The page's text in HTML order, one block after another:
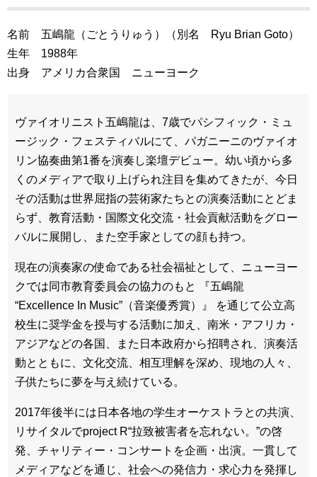
名前 五嶋龍（ごとうりゅう）（別名 Ryu Brian Goto）
生年 1988年
出身 アメリカ合衆国 ニューヨーク
ヴァイオリニスト五嶋龍は、7歳でパシフィック・ミュ
ージック・フェスティバルにて、パガニーニのヴァイオ
リン協奏曲第1番を演奏し楽壇デビュー。幼い頃から多
くのメディアで取り上げられ注目を集めてきたが、今日
その活動は世界屈指の芸術家たちとの演奏活動にとどま
らず、教育活動・国際文化交流・社会貢献活動をグロー
バルに展開し、また空手家としての顔も持つ。
現在の演奏家の使命である社会福祉として、ニューヨー
クでは同市教育委員会の協力のもと 『五嶋龍
“Excellence In Music”（音楽優秀賞）』 を通じて公立高
校生に奨学金を授与する活動に加え、南米・アフリカ・
アジアなどの各国、また日本政府から招聘され、演奏活
動とともに、文化交流、相互理解を深め、現地の人々、
子供たちに夢を与え続けている。
2017年後半には日本各地の学生オーケストラとの共演、
リサイタルでproject R“拉致被害者を忘れない。”の啓
発、チャリティー・コンサートを企画・出演。一貫して
メディアなどを通じ、社会への発信力・求心力を発揮し